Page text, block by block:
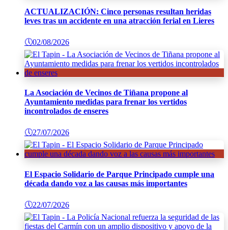
ACTUALIZACIÓN: Cinco personas resultan heridas
leves tras un accidente en una atracción ferial en Lieres
🕔02/08/2026
La Asociación de Vecinos de Tiñana propone al
Ayuntamiento medidas para frenar los vertidos
incontrolados de enseres
🕔27/07/2026
El Espacio Solidario de Parque Principado cumple una
década dando voz a las causas más importantes
🕔22/07/2026